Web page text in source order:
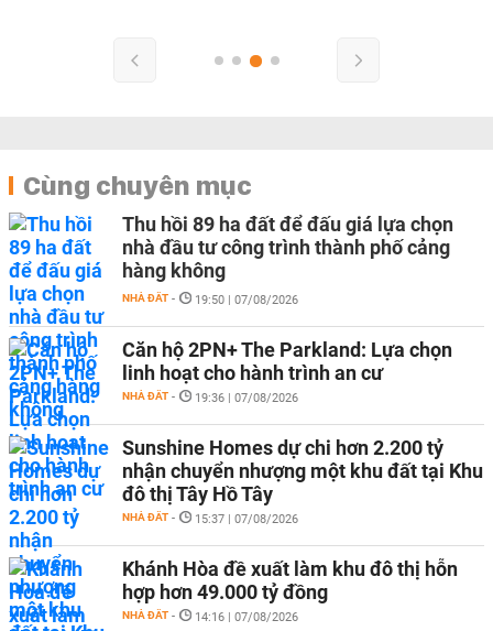
Cùng chuyên mục
Thu hồi 89 ha đất để đấu giá lựa chọn
nhà đầu tư công trình thành phố cảng
hàng không
NHÀ ĐẤT - 19:50 | 07/08/2026
Căn hộ 2PN+ The Parkland: Lựa chọn
linh hoạt cho hành trình an cư
NHÀ ĐẤT - 19:36 | 07/08/2026
Sunshine Homes dự chi hơn 2.200 tỷ
nhận chuyển nhượng một khu đất tại Khu
đô thị Tây Hồ Tây
NHÀ ĐẤT - 15:37 | 07/08/2026
Khánh Hòa đề xuất làm khu đô thị hỗn
hợp hơn 49.000 tỷ đồng
NHÀ ĐẤT - 14:16 | 07/08/2026